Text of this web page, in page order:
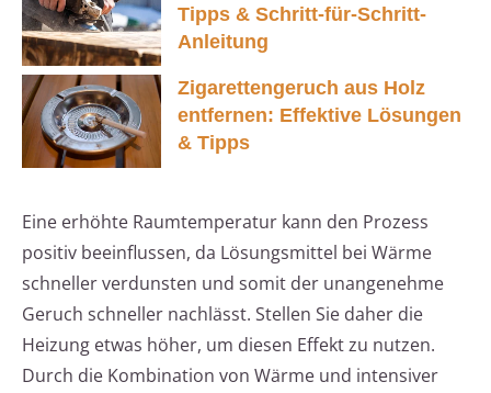
Tipps & Schritt-für-Schritt-
Anleitung
Zigarettengeruch aus Holz
entfernen: Effektive Lösungen
& Tipps
Eine erhöhte Raumtemperatur kann den Prozess
positiv beeinflussen, da Lösungsmittel bei Wärme
schneller verdunsten und somit der unangenehme
Geruch schneller nachlässt. Stellen Sie daher die
Heizung etwas höher, um diesen Effekt zu nutzen.
Durch die Kombination von Wärme und intensiver